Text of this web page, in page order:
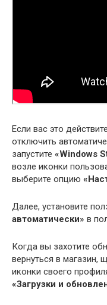
Если вас это
отключить
запустите «Windows
возле иконки
выберите опцию
Далее, установите
автоматически» в
Когда вы захотите
вернуться в магазин,
иконки своего
«Загрузки и